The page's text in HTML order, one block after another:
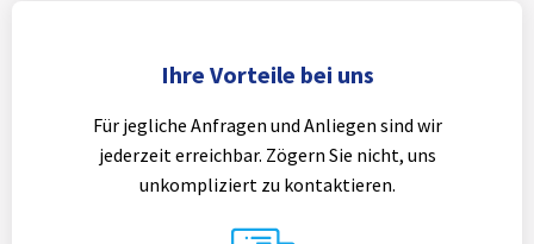
Ihre Vorteile bei uns
Für jegliche Anfragen und Anliegen sind wir
jederzeit erreichbar. Zögern Sie nicht, uns
unkompliziert zu kontaktieren.